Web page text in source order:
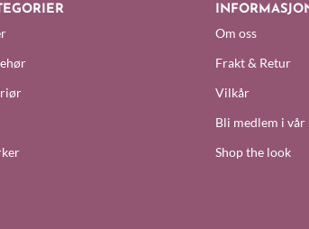
Om oss
Frakt & Retur
Vilkår
Bli medlem i
Shop the look